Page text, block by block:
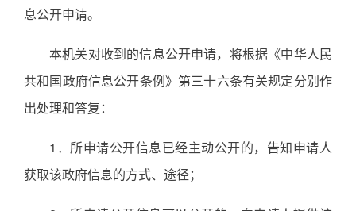
息公开申请。
本机关对收到的信息公开申请，将根据《中华人民
共和国政府信息公开条例》第三十六条有关规定分别作
出处理和答复：
1．所申请公开信息已经主动公开的，告知申请人
获取该政府信息的方式、途径；